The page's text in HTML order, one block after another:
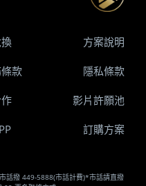
話撥 449-5888(市話計費)*市話請直撥
方案說明
款 隱私條款
影片許願池
訂購方案